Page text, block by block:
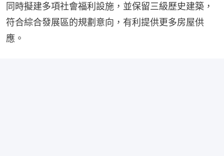
同時擬建多項社會福利設施，並保留三級歷史建築，
符合綜合發展區的規劃意向，有利提供更多房屋供
應。